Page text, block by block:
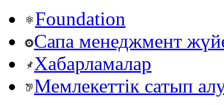
Foundation
Сапа менеджмент
Хабарламалар
Мемлекеттік сатып